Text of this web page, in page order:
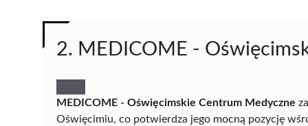
2. MEDICOME -
MEDICOME - Oświęcimskie Centrum Medyczne
Oświęcimiu, co potwierdza jego mocną pozycję